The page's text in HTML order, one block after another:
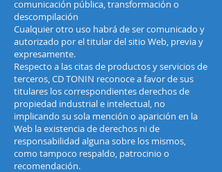
comunicación pública, transformación o
descompilación
Cualquier otro uso habrá de ser comunicado y
autorizado por el titular del sitio Web, previa y
expresamente.
Respecto a las citas de productos y servicios de
terceros, CD TONIN reconoce a favor de sus
titulares los correspondientes derechos de
propiedad industrial e intelectual, no
implicando su sola mención o aparición en la
Web la existencia de derechos ni de
responsabilidad alguna sobre los mismos,
como tampoco respaldo, patrocinio o
recomendación.